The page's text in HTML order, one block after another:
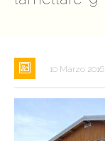
10 Marzo 2016